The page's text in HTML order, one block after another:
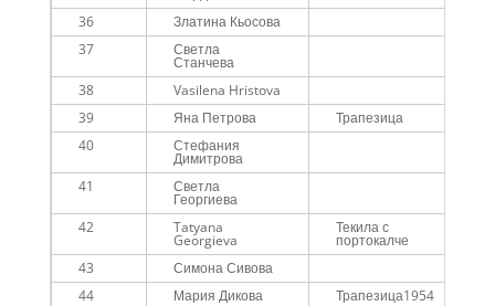
36 Златина Кьосова
37
Светла
Станчева
38
Vasilena Hristova
39
Яна Петрова Трапезица
40
Стефания
Димитрова
41 Светла
Георгиева
42
Tatyana
Georgieva
Текила с
портокалче
43
Симона Сивова
44
Мария Дикова Трапезица1954